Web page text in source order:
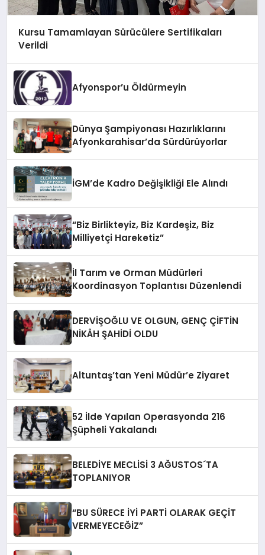
Kursu Tamamlayan Sürücülere Sertifikaları
Verildi
Afyonspor’u Öldürmeyin
Dünya Şampiyonası Hazırlıklarını
Afyonkarahisar’da Sürdürüyorlar
İGM’de Kadro Değişikliği Ele Alındı
“Biz Birlikteyiz, Biz Kardeşiz, Biz
Milliyetçi Hareketiz”
İl Tarım ve Orman Müdürleri
Koordinasyon Toplantısı Düzenlendi
DERVİŞOĞLU VE OLGUN, GENÇ ÇİFTİN
NİKÂH ŞAHİDİ OLDU
Altuntaş’tan Yeni Müdür’e Ziyaret
52 İlde Yapılan Operasyonda 216
Şüpheli Yakalandı
BELEDİYE MECLİSİ 3 AĞUSTOS´TA
TOPLANIYOR
“BU SÜRECE İYİ PARTİ OLARAK GEÇİT
VERMEYECEĞİZ”